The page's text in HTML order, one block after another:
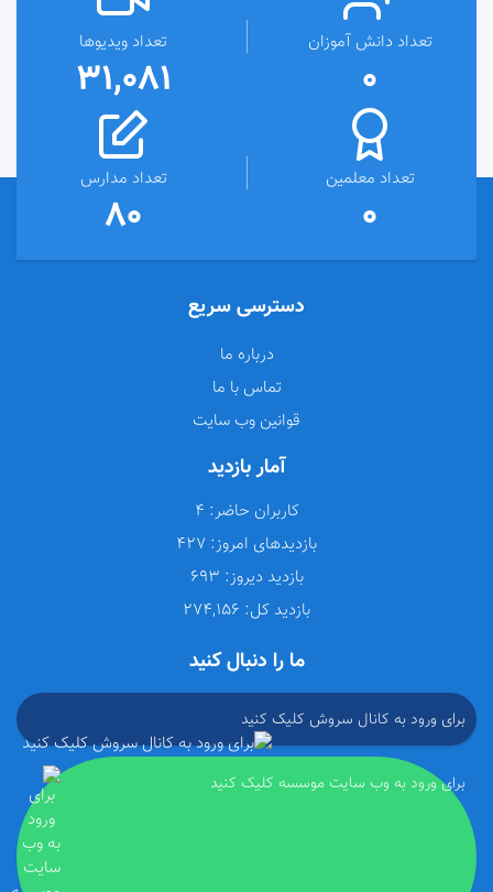
تعداد دانش آموزان
0
تعداد ویدیوها
31,081
تعداد معلمین
0
تعداد مدارس
80
دسترسی سریع
درباره ما
تماس با ما
قوانین وب سایت
آمار بازدید
کاربران حاضر:
بازدیدهای امروز:
بازدید دیروز:
بازدید کل:
ما را دنبال کنید
برای ورود به کانال سروش کلیک کنید
برای ورود به وب سایت موسسه کلیک کنید